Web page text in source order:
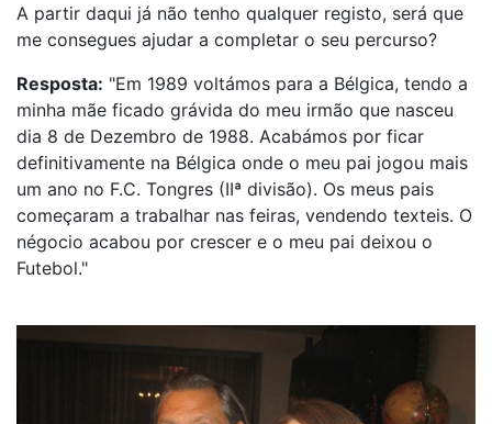
A partir daqui já não tenho qualquer registo, será que
me consegues ajudar a completar o seu percurso?
Resposta: "Em 1989 voltámos para a Bélgica, tendo a
minha mãe ficado grávida do meu irmão que nasceu
dia 8 de Dezembro de 1988. Acabámos por ficar
definitivamente na Bélgica onde o meu pai jogou mais
um ano no F.C. Tongres (IIª divisão). Os meus pais
começaram a trabalhar nas feiras, vendendo texteis. O
négocio acabou por crescer e o meu pai deixou o
Futebol."